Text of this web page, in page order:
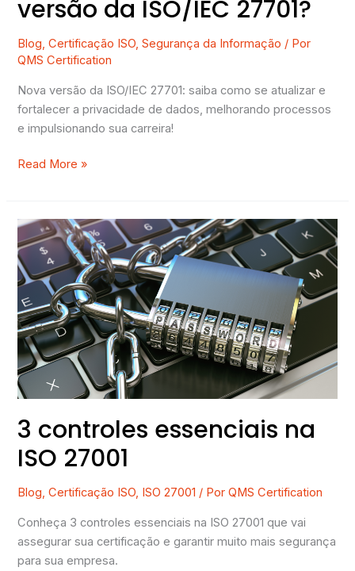
versão da ISO/IEC 27701?
Blog,Certificação ISO,Segurança da Informação / Por
QMS Certification
Nova versão da ISO/IEC 27701: saiba como se atualizar e
fortalecer a privacidade de dados, melhorando processos
e impulsionando sua carreira!
Read More »
3 controles essenciais na
ISO 27001
Blog,Certificação ISO, ISO 27001 / PorQMS Certification
Conheça 3 controles essenciais na ISO 27001 que vai
assegurar sua certificação e garantir muito mais segurança
para sua empresa.
3
controles
essenciais
na
ISO
27001